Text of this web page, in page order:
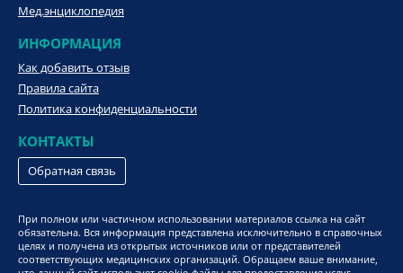
Мед.энциклопедия
ИНФОРМАЦИЯ
Как добавить отзыв
Правила сайта
Политика конфиденциальности
КОНТАКТЫ
Обратная связь
При полном или частичном использовании материалов ссылка на сайт
обязательна. Вся информация представлена исключительно в справочных
целях и получена из открытых источников или от представителей
соответствующих медицинских организаций. Обращаем ваше внимание,